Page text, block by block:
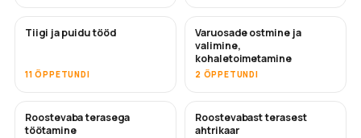
Tiigi ja puidu tööd
11 ÕPPETUNDI
TULEMAS
Varuosade ostmine ja
valimine,
kohaletoimetamine
2 ÕPPETUNDI
TULEMAS
Roostevaba terasega
töötamine
Roostevabast terasest
ahtrikaar